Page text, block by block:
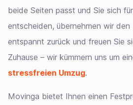
beide Seiten passt und Sie sich
entscheiden, übernehmen wir den
entspannt zurück und freuen Sie
Zuhause – wir kümmern uns um
stressfreien Umzug.
Movinga bietet Ihnen einen